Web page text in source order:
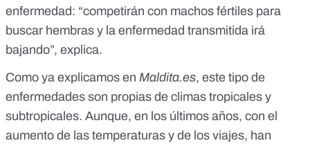
enfermedad: “competirán con machos fértiles para
buscar hembras y la enfermedad transmitida irá
bajando”, explica.
Como ya explicamos en Maldita.es, este tipo de
enfermedades son propias de climas tropicales y
subtropicales. Aunque, en los últimos años, con el
aumento de las temperaturas y de los viajes, han